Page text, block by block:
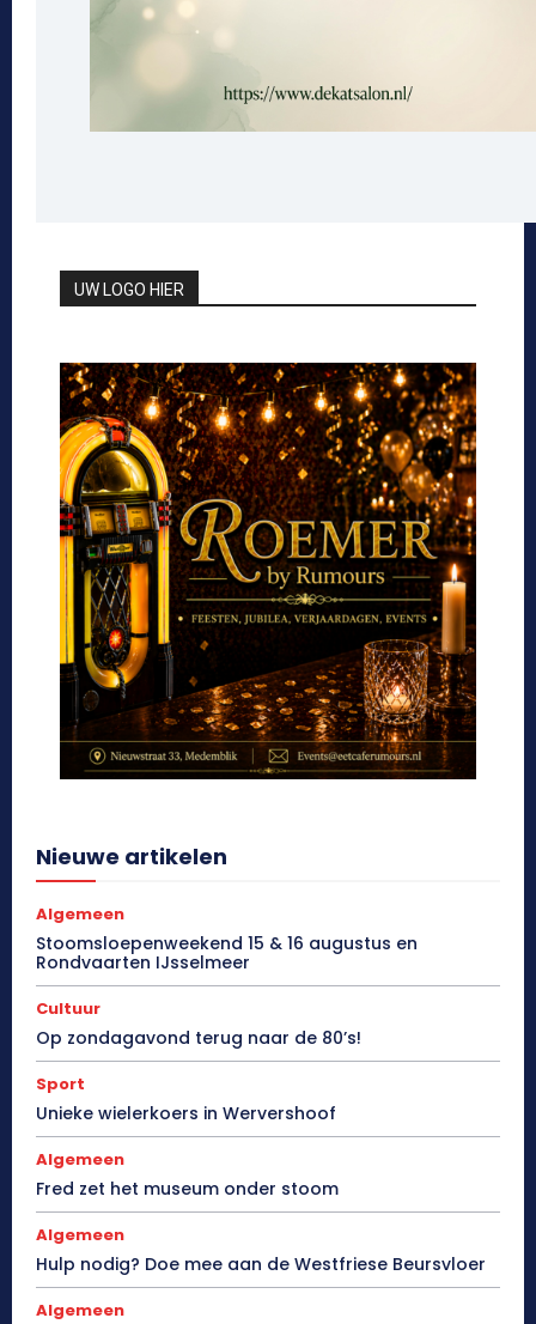
UW LOGO HIER
Nieuwe artikelen
Algemeen
Stoomsloepenweekend 15 & 16 augustus en
Rondvaarten IJsselmeer
Cultuur
Op zondagavond terug naar de 80’s!
Sport
Unieke wielerkoers in Wervershoof
Algemeen
Fred zet het museum onder stoom
Algemeen
Hulp nodig? Doe mee aan de Westfriese Beursvloer
Algemeen